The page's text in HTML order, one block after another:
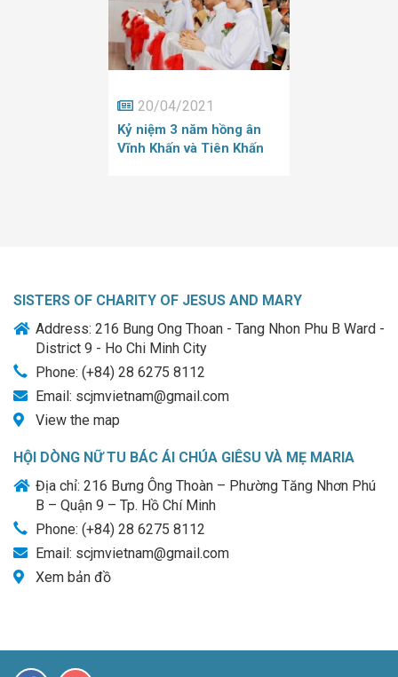
20/04/2021
Kỷ niệm 3 năm hồng ân
Vĩnh Khấn và Tiên Khấn
SISTERS OF CHARITY OF JESUS AND MARY
Address: 216 Bung Ong Thoan - Tang Nhon Phu B Ward -
District 9 - Ho Chi Minh City
Phone: (+84) 28 6275 8112
Email: scjmvietnam@gmail.com
View the map
HỘI DÒNG NỮ TU BÁC ÁI CHÚA GIÊSU VÀ MẸ MARIA
Địa chỉ: 216 Bưng Ông Thoàn – Phường Tăng Nhơn Phú
B – Quận 9 – Tp. Hồ Chí Minh
Phone: (+84) 28 6275 8112
Email: scjmvietnam@gmail.com
Xem bản đồ